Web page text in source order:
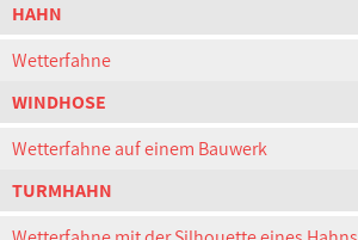
HAHN
Wetterfahne
WINDHOSE
Wetterfahne auf einem Bauwerk
TURMHAHN